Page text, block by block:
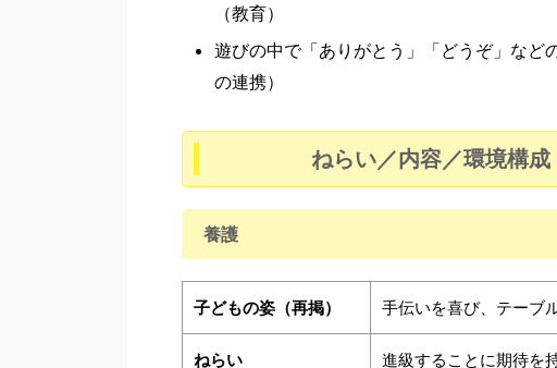
（教育）
遊びの中で「ありがとう」「どうぞ」など
の連携）
ねらい／内容／環境構
養護
子どもの姿（再掲） 手伝いを喜び、テーブ
ねらい 進級することに期待を